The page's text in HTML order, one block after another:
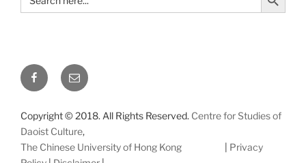
for:
FacebookEmail
Copyright © 2018. All Rights Reserved. Centre for Studies of
Daoist Culture,
The Chinese University of Hong Kong
Privacy